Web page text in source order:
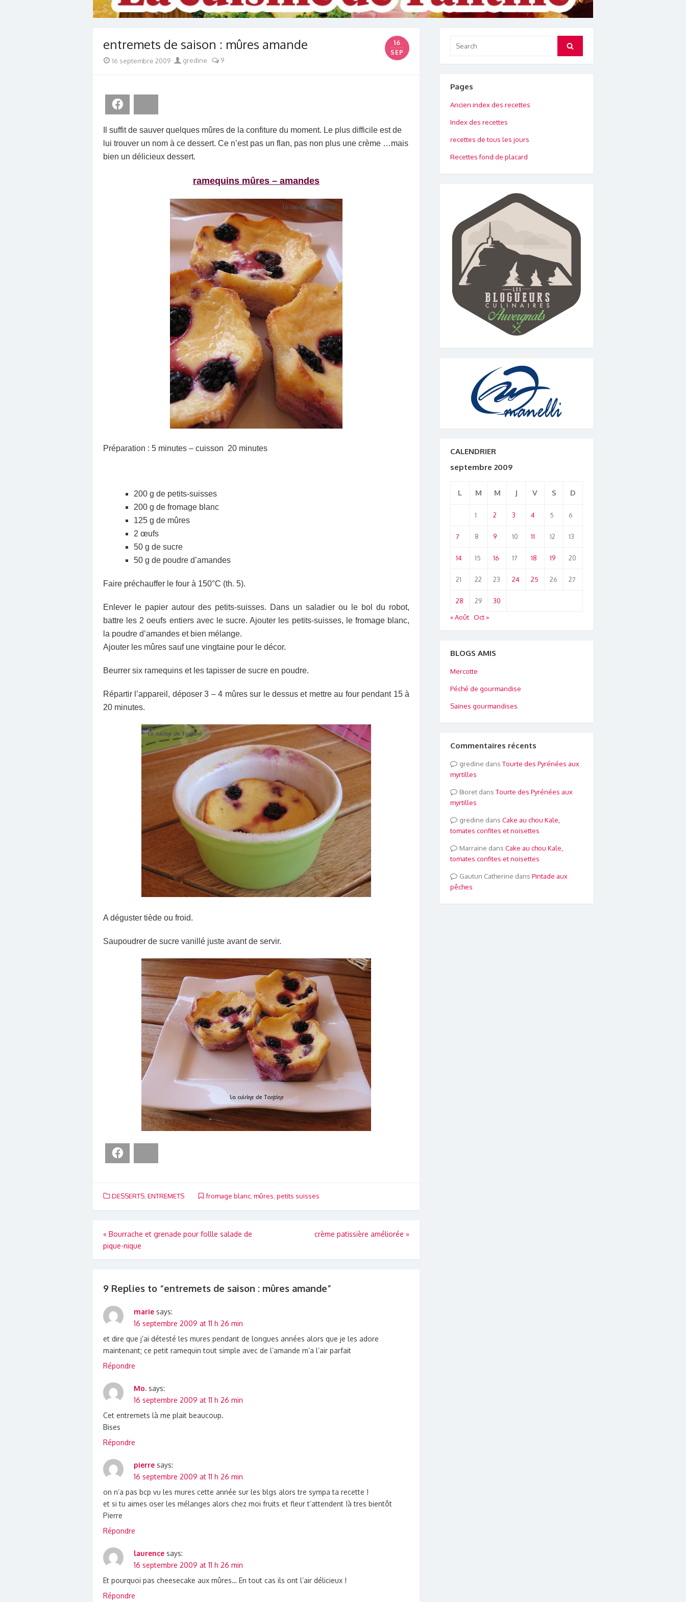
entremets de saison : mûres amande
16
SEP
Posted
16 septembre 2009 Author
gredine 9
Il suffit de sauver quelques mûres de la confiture du moment. Le plus difficile est de
lui trouver un nom à ce dessert. Ce n’est pas un flan, pas non plus une crème …mais
bien un délicieux dessert.
ramequins mûres – amandes
Préparation : 5 minutes – cuisson 20 minutes
200 g de petits-suisses
200 g de fromage blanc
125 g de mûres
2 œufs
50 g de sucre
50 g de poudre d’amandes
Faire préchauffer le four à 150°C (th. 5).
Enlever le papier autour des petits-suisses. Dans un saladier ou le bol du robot,
battre les 2 oeufs entiers avec le sucre. Ajouter les petits-suisses, le fromage blanc,
la poudre d’amandes et bien mélange.
Ajouter les mûres sauf une vingtaine pour le décor.
Beurrer six ramequins et les tapisser de sucre en poudre.
Répartir l’appareil, déposer 3 – 4 mûres sur le dessus et mettre au four pendant 15 à
20 minutes.
A déguster tiède ou froid.
Saupoudrer de sucre vanillé juste avant de servir.
DESSERTS ENTREMETS fromage blanc, mûres petits suisses
Navigation
de
« Bourrache et grenade pour follle salade de
pique-nique
crème patissière améliorée »
9 Replies to “entremets de saison : mûres amande”
marie says:
16 septembre 2009 at 11 h 26 min
et dire que j’ai détesté les mures pendant de longues années alors que je les adore
maintenant; ce petit ramequin tout simple avec de l’amande m’a l’air parfait
Répondre
Mo. says:
16 septembre 2009 at 11 h 26 min
Cet entremets là me plait beaucoup.
Bises
Répondre
pierre says:
16 septembre 2009 at 11 h 26 min
on n’a pas bcp vu les mures cette année sur les blgs alors tre sympa ta recette !
et si tu aimes oser les mélanges alors chez moi fruits et fleur t’attendent !à tres bientôt
Pierre
Répondre
laurence says:
16 septembre 2009 at 11 h 26 min
Et pourquoi pas cheesecake aux mûres… En tout cas ils ont l’air délicieux !
Répondre
for:
Search
Pages
Ancien index des recettes
Index des recettes
recettes de tous les jours
Recettes fond de placard
CALENDRIER
septembre 2009
L M M J V S D
1 2 3 4 5 6
7 8 9 10 11 12 13
14 15 16 17 18 19 20
21 22 23 24 25 26 27
28 29
30
« Août Oct »
BLOGS AMIS
Mercotte
Péché de gourmandise
Saines gourmandises
Commentaires récents
gredine dans Tourte des Pyrénées aux
myrtilles
Bioretdans Tourte des Pyrénées aux
myrtilles
gredine dans Cake au chou Kale,
tomates confites et noisettes
Marraine dans Cake au chou Kale,
tomates confites et noisettes
Gautun Catherine dans Pintade aux
pêches